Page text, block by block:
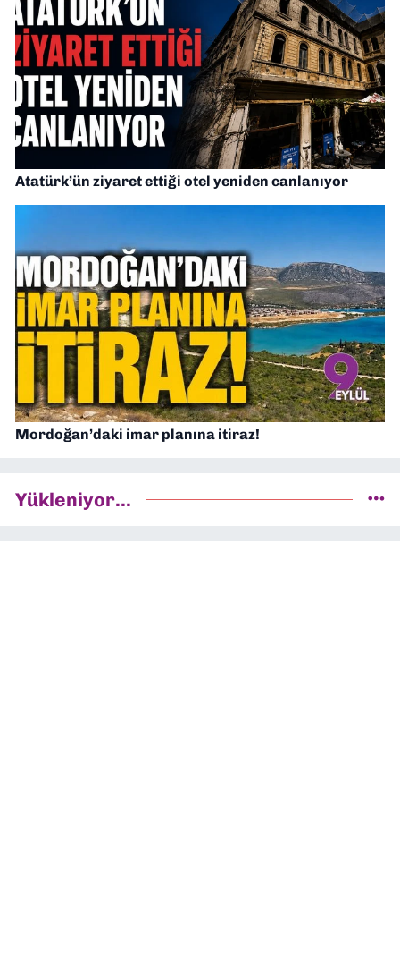
Atatürk’ün ziyaret ettiği otel yeniden canlanıyor
Mordoğan’daki imar planına itiraz!
Yükleniyor...